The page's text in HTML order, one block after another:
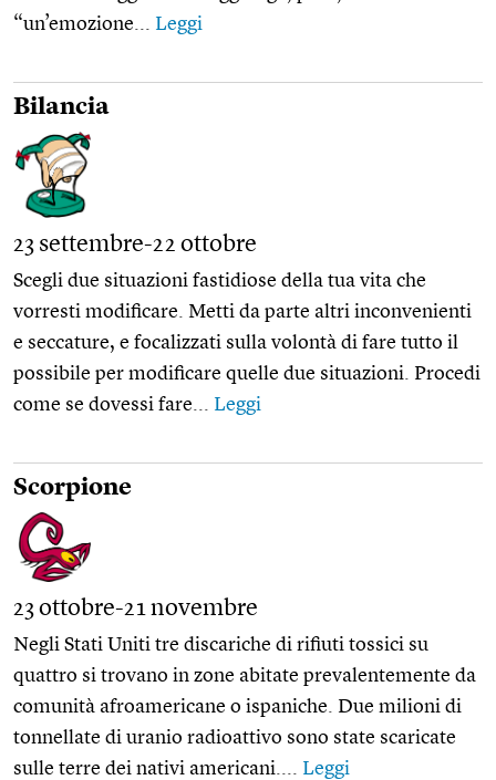
“un’emozione... Leggi
Bilancia
23 settembre-22 ottobre
Scegli due situazioni fastidiose della tua vita che
vorresti modificare. Metti da parte altri inconvenienti
e seccature, e focalizzati sulla volontà di fare tutto il
possibile per modificare quelle due situazioni. Procedi
come se dovessi fare... Leggi
Scorpione
23 ottobre-21 novembre
Negli Stati Uniti tre discariche di rifiuti tossici su
quattro si trovano in zone abitate prevalentemente da
comunità afroamericane o ispaniche. Due milioni di
tonnellate di uranio radioattivo sono state scaricate
sulle terre dei nativi americani.... Leggi